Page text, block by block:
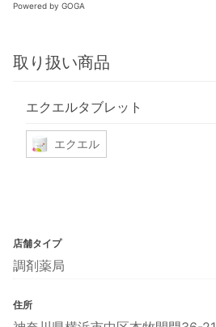
Powered by GOGA
取り扱い商品
エクエルタブレット
エクエル
店舗タイプ
調剤薬局
住所